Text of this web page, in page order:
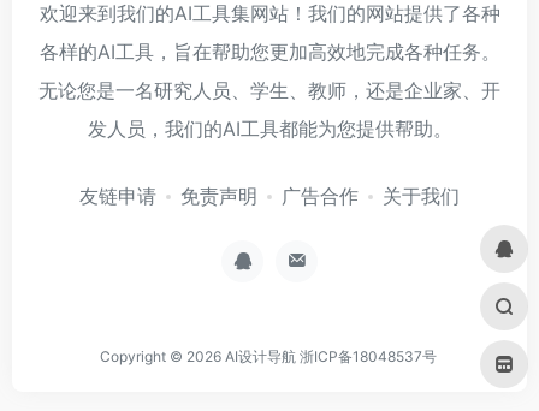
欢迎来到我们的AI工具集网站！我们的网站提供了各种
各样的AI工具，旨在帮助您更加高效地完成各种任务。
无论您是一名研究人员、学生、教师，还是企业家、开
发人员，我们的AI工具都能为您提供帮助。
友链申请 免责声明 广告合作 关于我们
Copyright © 2026 AI设计导航 浙ICP备18048537号